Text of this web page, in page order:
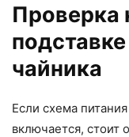
Проверка
чайника
Если схема
включается, стоит